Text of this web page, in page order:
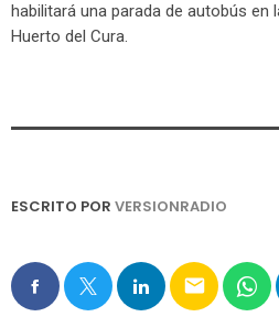
habilitará una parada de autobús en
Huerto del Cura.
ESCRITO POR VERSIONRADIO
email